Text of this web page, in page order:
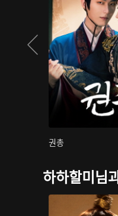
권총
하하할미님